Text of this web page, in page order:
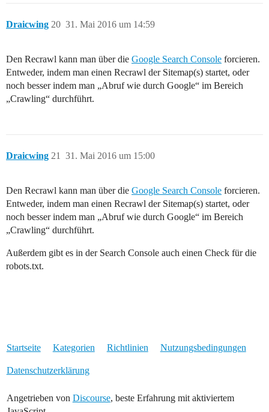
Draicwing 31. Mai 2016 um 14:59
20
Den Recrawl kann man über die Google Search Console forcieren.
Entweder, indem man einen Recrawl der Sitemap(s) startet, oder
noch besser indem man „Abruf wie durch Google“ im Bereich
„Crawling“ durchführt.
Draicwing 31. Mai 2016 um 15:00
21
Den Recrawl kann man über die Google Search Console forcieren.
Entweder, indem man einen Recrawl der Sitemap(s) startet, oder
noch besser indem man „Abruf wie durch Google“ im Bereich
„Crawling“ durchführt.
Außerdem gibt es in der Search Console auch einen Check für die
robots.txt.
Startseite Kategorien Richtlinien Nutzungsbedingungen
Datenschutzerklärung
Angetrieben von Discourse, beste Erfahrung mit aktiviertem